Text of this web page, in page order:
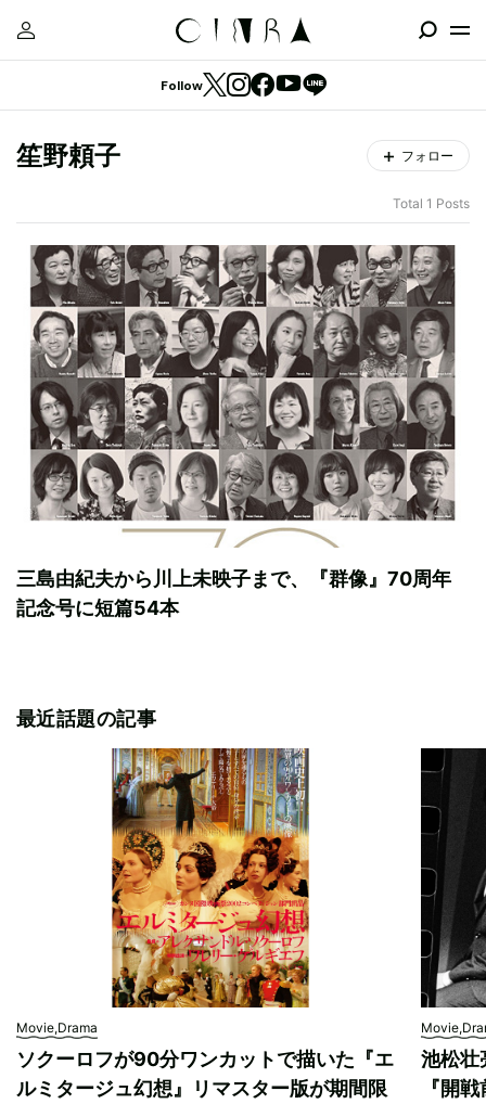
Follow
笙野頼子 フォロー
Total 1 Posts
三島由紀夫から川上未映子まで、『群像』70周年
記念号に短篇54本
最近話題の記事
Movie,Drama
ソクーロフが90分ワンカットで描いた『エ
ルミタージュ幻想』リマスター版が期間限
池松壮
『開